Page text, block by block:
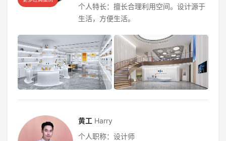
个人特长：擅长合理利用空间。设计源于
生活，方便生活。
黄工 Harry
个人职称：设计师